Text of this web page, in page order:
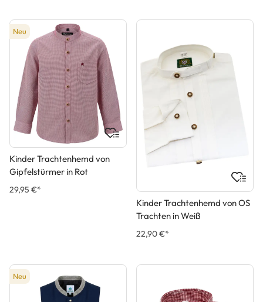
Neu
Kinder Trachtenhemd von
Gipfelstürmer in Rot
29,95 €*
Kinder Trachtenhemd von OS
Trachten in Weiß
22,90 €*
Neu